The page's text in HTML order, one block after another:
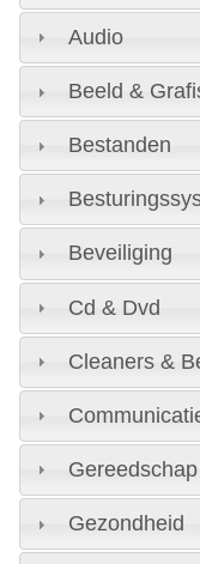
Audio
Beeld &
Bestanden
Beveiliging
Cd & Dvd
Cleaners &
Gereedschap
Gezondheid